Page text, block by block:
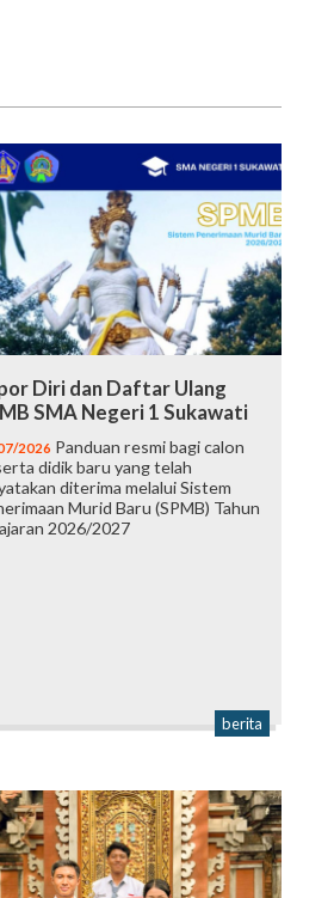
Diri dan Daftar Ulang
SMA Negeri 1 Sukawati
2026 Panduan resmi bagi calon
didik baru yang telah
diterima melalui Sistem
Murid Baru (SPMB) Tahun
2026/2027
berita